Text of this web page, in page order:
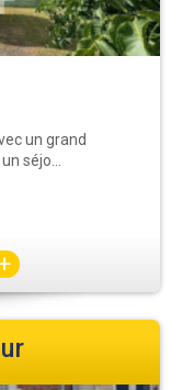
un grand
séjo...